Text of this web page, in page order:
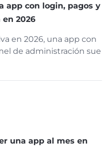
app con login, pagos y
2026
en 2026, una app con
de administración sue
una app al mes en